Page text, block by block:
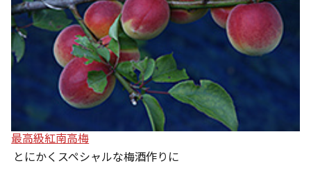
最高級紅南高梅
とにかくスペシャルな梅酒作りに